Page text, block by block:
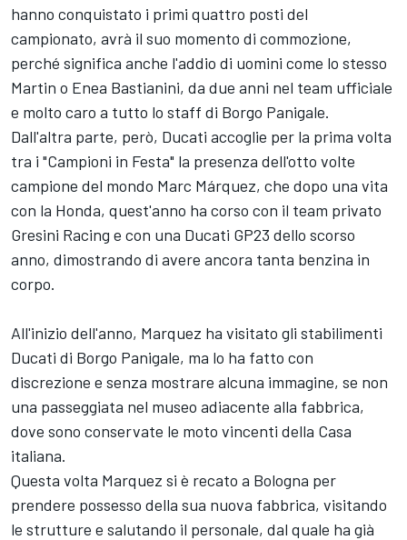
hanno conquistato i primi quattro posti del
campionato, avrà il suo momento di commozione,
perché significa anche l'addio di uomini come lo stesso
Martin o Enea Bastianini, da due anni nel team ufficiale
e molto caro a tutto lo staff di Borgo Panigale.
Dall'altra parte, però, Ducati accoglie per la prima volta
tra i "Campioni in Festa" la presenza dell'otto volte
campione del mondo Marc Márquez, che dopo una vita
con la Honda, quest'anno ha corso con il team privato
Gresini Racing e con una Ducati GP23 dello scorso
anno, dimostrando di avere ancora tanta benzina in
corpo.
All'inizio dell'anno, Marquez ha visitato gli stabilimenti
Ducati di Borgo Panigale, ma lo ha fatto con
discrezione e senza mostrare alcuna immagine, se non
una passeggiata nel museo adiacente alla fabbrica,
dove sono conservate le moto vincenti della Casa
italiana.
Questa volta Marquez si è recato a Bologna per
prendere possesso della sua nuova fabbrica, visitando
le strutture e salutando il personale, dal quale ha già